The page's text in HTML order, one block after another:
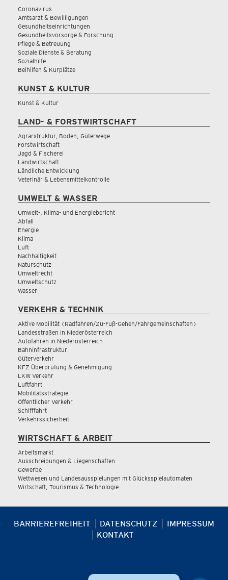
Coronavirus
Amtsarzt & Bewilligungen
Gesundheitseinrichtungen
Gesundheitsvorsorge & Forschung
Pflege & Betreuung
Soziale Dienste & Beratung
Sozialhilfe
Beihilfen & Kurplätze
KUNST & KULTUR
Kunst & Kultur
LAND- & FORSTWIRTSCHAFT
Agrarstruktur, Boden, Güterwege
Forstwirtschaft
Jagd & Fischerei
Landwirtschaft
Ländliche Entwicklung
Veterinär & Lebensmittelkontrolle
UMWELT & WASSER
Umwelt-, Klima- und Energiebericht
Abfall
Energie
Klima
Luft
Nachhaltigkeit
Naturschutz
Umweltrecht
Umweltschutz
Wasser
VERKEHR & TECHNIK
Aktive Mobilität (Radfahren/Zu-Fuß-Gehen/Fahrgemeinschaften)
Landesstraßen in Niederösterreich
Autofahren in Niederösterreich
Bahninfrastruktur
Güterverkehr
KFZ-Überprüfung & Genehmigung
LKW Verkehr
Luftfahrt
Mobilitätsstrategie
Öffentlicher Verkehr
Schifffahrt
Verkehrssicherheit
WIRTSCHAFT & ARBEIT
Arbeitsmarkt
Ausschreibungen & Liegenschaften
Gewerbe
Wettwesen und Landesausspielungen mit Glücksspielautomaten
Wirtschaft, Tourismus & Technologie
BARRIEREFREIHEIT DATENSCHUTZ
IMPRESSUM
KONTAKT